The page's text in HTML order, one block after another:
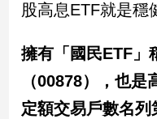
股高息ETF就是穩
擁有「國民ETF」
（00878），也
定額交易戶數名列